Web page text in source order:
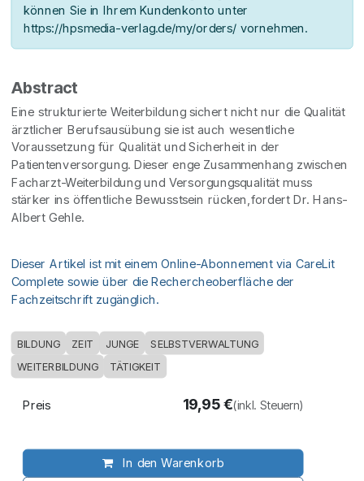
können Sie in Ihrem Kundenkonto unter
https://hpsmedia-verlag.de/my/orders/ vornehmen.
Abstract
Eine strukturierte Weiterbildung sichert nicht nur die Qualität
ärztlicher Berufsausübung sie ist auch wesentliche
Voraussetzung für Qualität und Sicherheit in der
Patientenversorgung. Dieser enge Zusammenhang zwischen
Facharzt-Weiterbildung und Versorgungsqualität muss
stärker ins öffentliche Bewusstsein rücken,fordert Dr. Hans-
Albert Gehle.
Dieser Artikel ist mit einem Online-Abonnement via CareLit
Complete sowie über die Rechercheoberfläche der
Fachzeitschrift zugänglich.
BILDUNG ZEIT JUNGE
SELBSTVERWALTUNG
WEITERBILDUNG
TÄTIGKEIT
In den Warenkorb
Preis 19,95€(inkl. Steuern)